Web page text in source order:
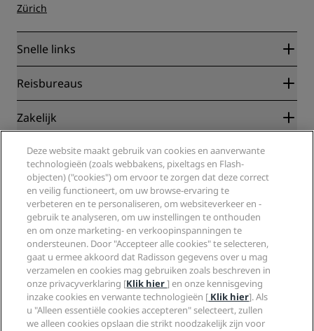
Zürich
Snelle links
Radisson Rewards
Blog
Bestemmingen
Radisson Hotels-app
Sports Approved-hotels
Gezinsvriendelijk hotels
Gezondheid en veiligheid
Reisbureaus
Partners
Reisagenten
Zakelijk
Radisson Hotel Group
Media
Vacatures RHG
Vacatures PPHE
Vacatures EHL
The Club by RHG
Hotelontwikkeling
Duurzaam ondernemen
Inkoop
Juridisch
Privacycentrum
Juridische kennisgeving
Algemene voorwaarden voor Radisson Rewards
Gebruikersovereenkomst site
Digitale toegankelijkheid
Verklaring inzake moderne slavernij
Help
Waarschuwingen voor consumenten
Contactgegevens
Veelgestelde vragen
Sitemap
Social media
Radisson Hotels Brands
Deze website maakt gebruik van cookies en aanverwante
technologieën (zoals webbakens, pixeltags en Flash-
objecten) ("cookies") om ervoor te zorgen dat deze correct
en veilig functioneert, om uw browse-ervaring te
verbeteren en te personaliseren, om websiteverkeer en -
gebruik te analyseren, om uw instellingen te onthouden
en om onze marketing- en verkoopinspanningen te
ondersteunen. Door "Accepteer alle cookies" te selecteren,
gaat u ermee akkoord dat Radisson gegevens over u mag
verzamelen en cookies mag gebruiken zoals beschreven in
onze privacyverklaring [Klik hier] en onze kennisgeving
inzake cookies en verwante technologieën [ Klik hier]. Als
u "Alleen essentiële cookies accepteren" selecteert, zullen
we alleen cookies opslaan die strikt noodzakelijk zijn voor